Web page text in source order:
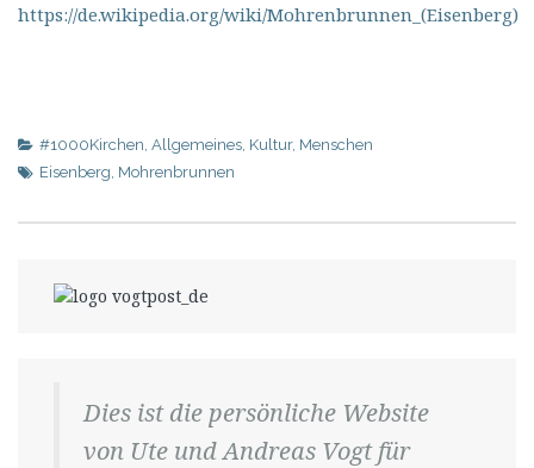
https://de.wikipedia.org/wiki/Mohrenbrunnen_(Eisenberg)
#1000Kirchen Allgemeines Kultur, Menschen
Eisenberg Mohrenbrunnen
Dies ist die persönliche Website
von Ute und Andreas Vogt für